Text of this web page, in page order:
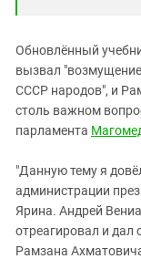
Обновлëнный
вызвал
СССР народов", и
столь важном
парламента
"Данную тему я
администрации
Ярина. Андрей
отреагировал и
Рамзана